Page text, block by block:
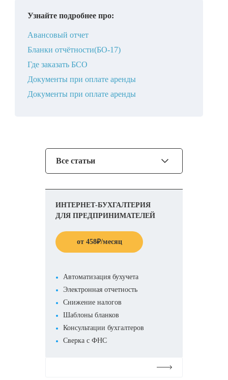
Узнайте подробнее про:
Авансовый отчет
Бланки отчётности(БО-17)
Где заказать БСО
Документы при оплате аренды
Документы при оплате аренды
Все статьи
ИНТЕРНЕТ-БУХГАЛТЕРИЯ
ДЛЯ ПРЕДПРИНИМАТЕЛЕЙ
от 458₽/месяц
Автоматизация бухучета
Электронная отчетность
Снижение налогов
Шаблоны бланков
Консультации бухгалтеров
Сверка с ФНС